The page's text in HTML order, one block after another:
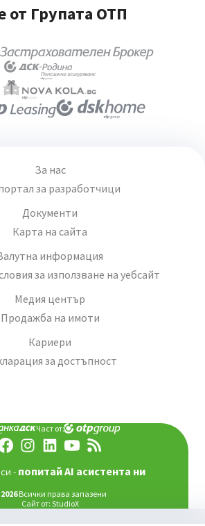
от Групата ОТП
За нас
за разработчици
Документи
Карта на сайта
информация
за използване на уебсайт
Медия център
Продажба на имоти
Кариери
за достъпност
Част от:
- попитай AI асистента ни
2026Всички права запазени
Сайт от: StudioX